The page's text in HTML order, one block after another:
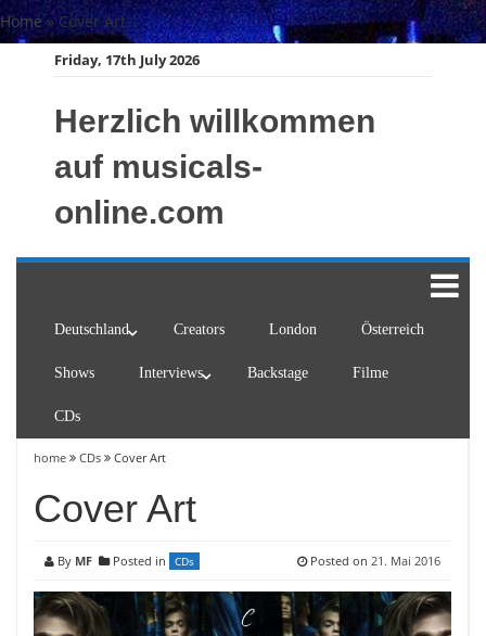
Skip
to
Home» Cover Art
Friday, 17th July 2026
Herzlich willkommen
auf musicals-
online.com
Deutschland Creators London Österreich
Shows Interviews Backstage Filme
CDs
home CDs Cover Art
Cover Art
By MF Posted in CDs Posted on 21. Mai 2016